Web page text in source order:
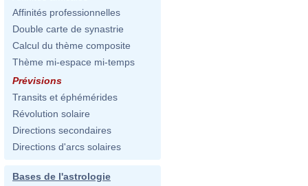
Affinités professionnelles
Double carte de synastrie
Calcul du thème composite
Thème mi-espace mi-temps
Prévisions
Transits et éphémérides
Révolution solaire
Directions secondaires
Directions d'arcs solaires
Bases de l'astrologie